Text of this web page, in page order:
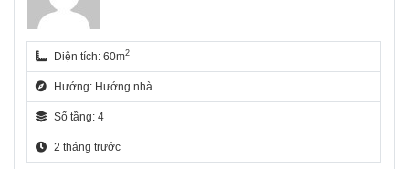
Diện tích: 60m2
Hướng: Hướng nhà
Số tầng: 4
2 tháng trước